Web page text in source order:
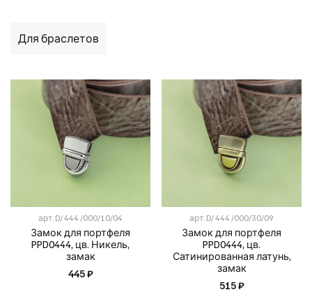
Для браслетов
арт. D/ 444 /000/10/04
Замок для портфеля
PPD0444, цв. Никель,
замак
445 ₽
арт. D/ 444 /000/30/09
Замок для портфеля
PPD0444, цв.
Сатинированная латунь,
замак
515 ₽